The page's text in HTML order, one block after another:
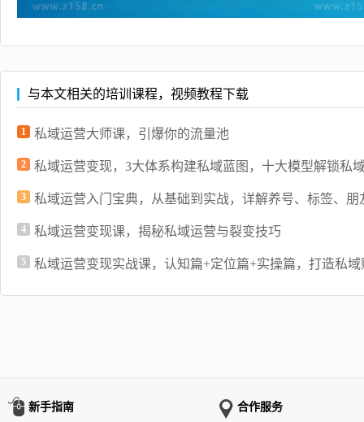
与本文相关的培训课程，视频教程下载
1 私域运营大师课，引爆你的流量池
2 私域运营变现，3大体系构建私域蓝图，十大模型解锁私
3 私域运营入门宝典，从基础到实战，详解养号、标签、朋
4 私域运营变现课，揭秘私域运营与裂变技巧
5 私域运营变现实战课，认知篇+定位篇+实操篇，打造私
新手指南 合作服务